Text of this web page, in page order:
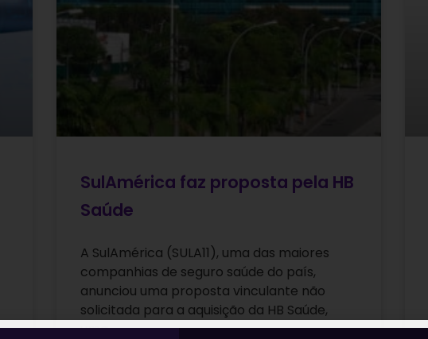
SulAmérica faz proposta pela HB
Saúde
A SulAmérica (SULA11), uma das maiores
companhias de seguro saúde do país,
anunciou uma proposta vinculante não
solicitada para a aquisição da HB Saúde,
uma